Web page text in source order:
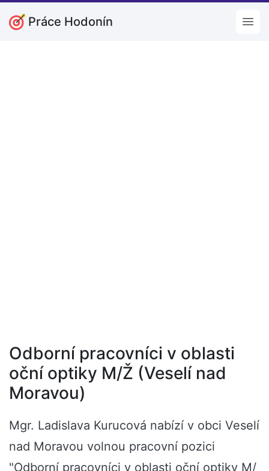
Práce Hodonín
Odborní pracovníci v oblasti
oční optiky M/Ž (Veselí nad
Moravou)
Mgr. Ladislava Kurucová nabízí v obci Veselí
nad Moravou volnou pracovní pozici
"Odborní pracovníci v oblasti oční optiky M/